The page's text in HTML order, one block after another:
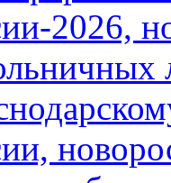
2026,